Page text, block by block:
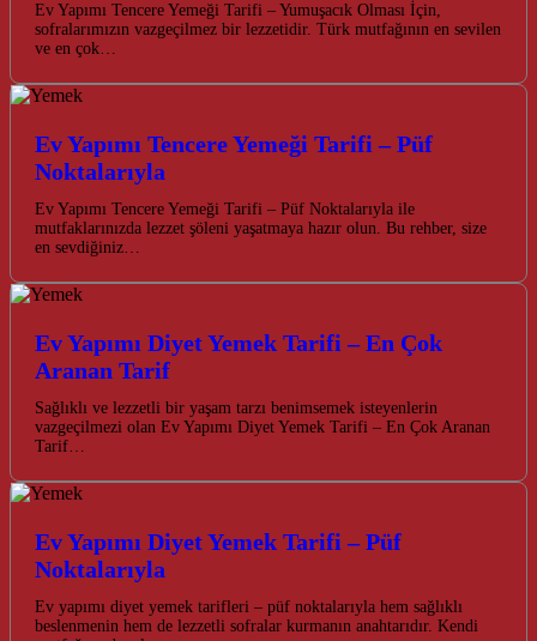
Ev Yapımı Tencere Yemeği Tarifi – Yumuşacık Olması İçin,
sofralarımızın vazgeçilmez bir lezzetidir. Türk mutfağının en sevilen
ve en çok…
Ev Yapımı Tencere Yemeği Tarifi – Püf
Noktalarıyla
Ev Yapımı Tencere Yemeği Tarifi – Püf Noktalarıyla ile
mutfaklarınızda lezzet şöleni yaşatmaya hazır olun. Bu rehber, size
en sevdiğiniz…
Ev Yapımı Diyet Yemek Tarifi – En Çok
Aranan Tarif
Sağlıklı ve lezzetli bir yaşam tarzı benimsemek isteyenlerin
vazgeçilmezi olan Ev Yapımı Diyet Yemek Tarifi – En Çok Aranan
Tarif…
Ev Yapımı Diyet Yemek Tarifi – Püf
Noktalarıyla
Ev yapımı diyet yemek tarifleri – püf noktalarıyla hem sağlıklı
beslenmenin hem de lezzetli sofralar kurmanın anahtarıdır. Kendi